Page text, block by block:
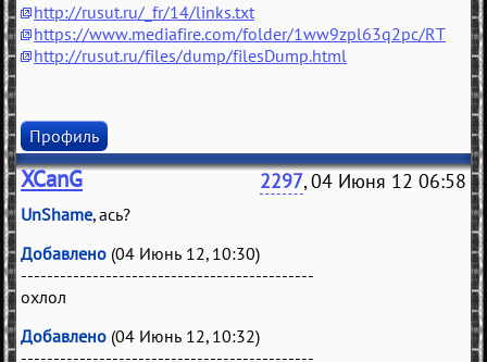
http://rusut.ru/_fr/14/links.txt
https://www.mediafire.com/folder/1ww9zpl63q2pc/RT
http://rusut.ru/files/dump/filesDump.html
Профиль
XCanG 2297, 04 Июня 12 06:58
UnShame, ась?
Добавлено (04 Июнь 12, 10:30)
---------------------------------------------
охлол
Добавлено (04 Июнь 12, 10:32)